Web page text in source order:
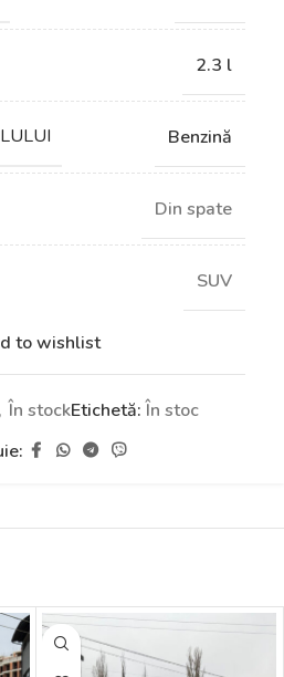
2.3 l
Benzină
Din spate
SUV
to wishlist
, În stockEtichetă: În stoc